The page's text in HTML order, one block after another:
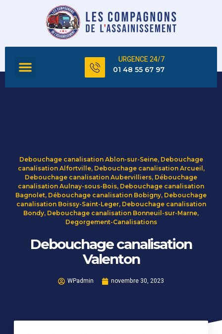
URGENCE 24/7
01 48 55 67 97
Debouchage canalisation Ablon-sur-Seine, Debouchage
canalisation Alfortville, Debouchage canalisation Arcueil ,
Debouchage canalisation Aubervilliers, Débouchage
canalisation Aulnay-sous-Bois, Debouchage canalisation
Bagnolet, Débouchage canalisation Bobigny, Debouchage
canalisation Boissy-Saint-Leger, Debouchage canalisation
Bondy, Debouchage canalisation Bonneuil-sur-Marne,
Degorgement-Canalisations
Debouchage canalisation
Valenton
WPadmin novembre 30, 2023